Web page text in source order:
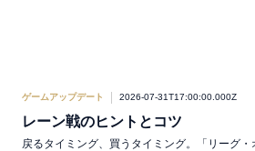
ゲームアップデート 2026-07-31T17:00:00.000Z
レーン戦のヒントとコツ
戻るタイミング、買うタイミング。「リーグ